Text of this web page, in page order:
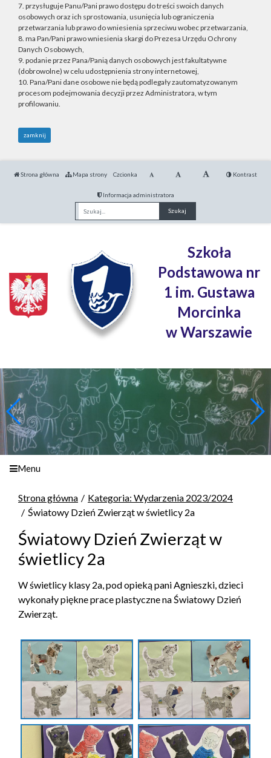
7. przysługuje Panu/Pani prawo dostępu do treści swoich danych
osobowych oraz ich sprostowania, usunięcia lub ograniczenia
przetwarzania lub prawo do wniesienia sprzeciwu wobec przetwarzania,
8. ma Pan/Pani prawo wniesienia skargi do Prezesa Urzędu Ochrony
Danych Osobowych,
9. podanie przez Pana/Panią danych osobowych jest fakultatywne
(dobrowolne) w celu udostępnienia strony internetowej,
10. Pana/Pani dane osobowe nie będą podlegały zautomatyzowanym
procesom podejmowania decyzji przez Administratora, w tym
profilowaniu.
zamknij
Strona główna Mapa strony Czcionka Kontrast
Informacja administratora
Fraza
Szkoła
Podstawowa nr
1 im. Gustawa
Morcinka
w Warszawie
Menu
Strona główna
Kategoria: Wydarzenia 2023/2024
Światowy Dzień Zwierząt w świetlicy 2a
Światowy Dzień Zwierząt w
świetlicy 2a
W świetlicy klasy 2a, pod opieką pani Agnieszki, dzieci
wykonały piękne prace plastyczne na Światowy Dzień
Zwierząt.